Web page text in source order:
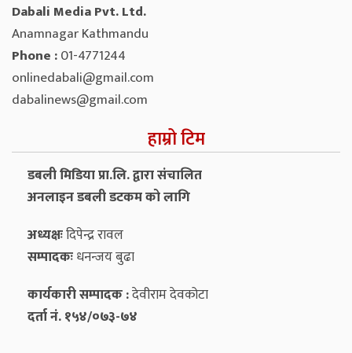
Dabali Media Pvt. Ltd.
Anamnagar Kathmandu
Phone :01-4771244
onlinedabali@gmail.com
dabalinews@gmail.com
हाम्रो टिम
डबली मिडिया प्रा.लि. द्वारा संचालित
अनलाइन डबली डटकम को लागि
अध्यक्षःदिपेन्द्र रावल
सम्पादकःधनन्‍जय बुढा
कार्यकारी सम्पादक :देवीराम देवकोटा
दर्ता नं. १५४/०७३-७४